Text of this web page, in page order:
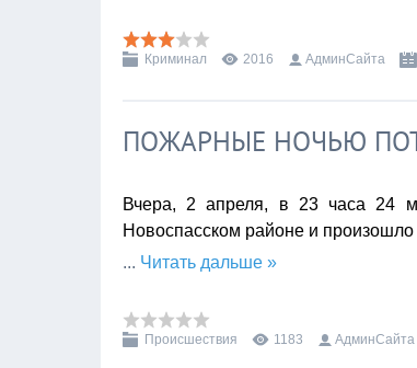
Криминал 2016 АдминСайта
ПОЖАРНЫЕ НОЧЬЮ
Вчера, 2 апреля, в 23 часа 24
Новоспасском районе и
... Читать дальше »
Происшествия 1183 АдминСайта